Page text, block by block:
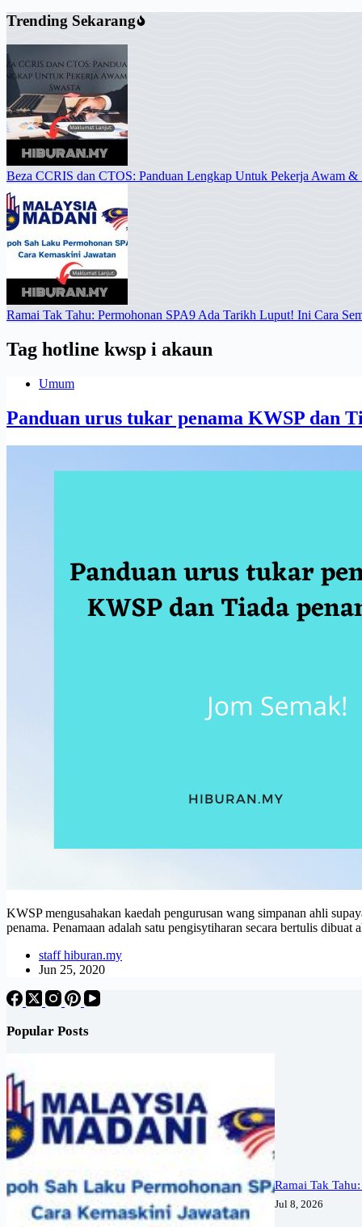
Trending Sekarang
Beza CCRIS dan CTOS: Panduan Lengkap Untuk Pekerja Awam &
Ramai Tak Tahu: Permohonan SPA9 Ada Tarikh Luput! Ini Cara
Tag hotline kwsp i akaun
Umum
Panduan urus tukar penama KWSP dan
KWSP mengusahakan kaedah pengurusan wang simpanan ahli
penama. Penamaan adalah satu pengisytiharan secara bertulis
staff hiburan.my
Jun 25, 2020
Popular Posts
Ramai Tak
Jul 8, 2026